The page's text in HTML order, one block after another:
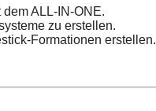
ALL-IN-ONE.
zu erstellen.
Formationen erstellen.